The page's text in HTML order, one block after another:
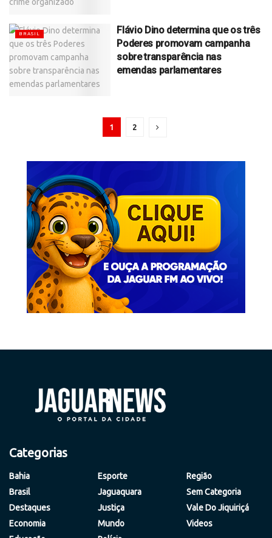
BRASIL
Flávio Dino determina que os três
Poderes promovam campanha
sobre transparência nas
emendas parlamentares
1 2
Categorias
Bahia
Brasil
Destaques
Economia
Esporte
Jaguaquara
Justiça
Mundo
Região
Sem Categoria
Vale Do Jiquiriçá
Videos